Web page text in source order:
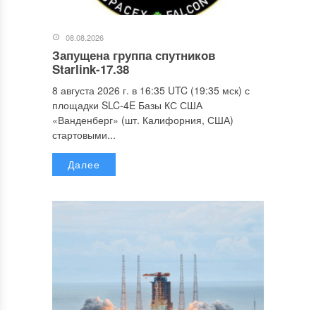
08.08.2026
Запущена группа спутников
Starlink-17.38
8 августа 2026 г. в 16:35 UTC (19:35 мск) с
площадки SLC-4E Базы КС США
«Ванденберг» (шт. Калифорния, США)
стартовыми...
Далее